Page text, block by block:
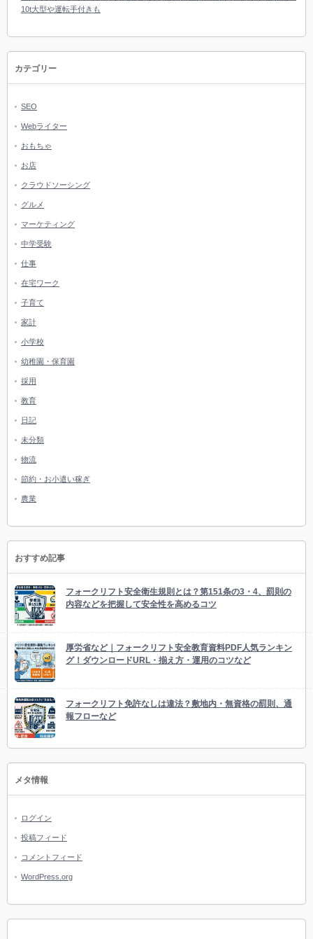
10t大型や運転手付きも
カテゴリー
SEO
Webライター
おもちゃ
お店
クラウドソーシング
グルメ
マーケティング
中学受験
仕事
在宅ワーク
子育て
家計
小学校
幼稚園・保育園
採用
教育
日記
未分類
物流
節約・お小遣い稼ぎ
農業
おすすめ記事
フォークリフト安全衛生規則とは？第151条の3・4、罰則の
内容などを把握して安全性を高めるコツ
厚労省など｜フォークリフト安全教育資料PDF人気ランキン
グ！ダウンロードURL・揃え方・運用のコツなど
フォークリフト免許なしは違法？敷地内・無資格の罰則、通
報フローなど
メタ情報
ログイン
投稿フィード
コメントフィード
WordPress.org